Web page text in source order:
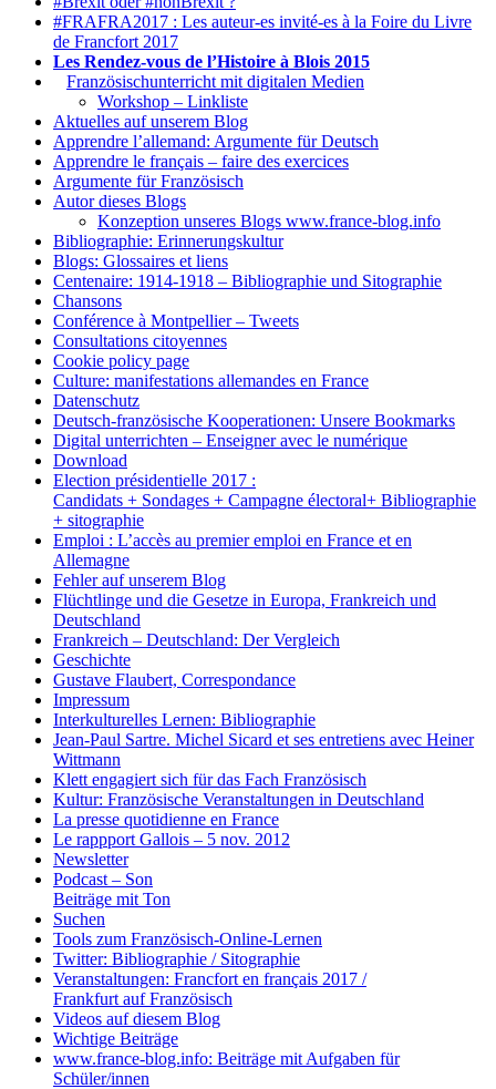
#FRAFRA2017 : Les auteur-es invité-es à la Foire du Livre
de Francfort 2017
Les Rendez-vous de l’Histoire à Blois 2015
Französischunterricht mit digitalen Medien
Workshop – Linkliste
Aktuelles auf unserem Blog
Apprendre l’allemand: Argumente für Deutsch
Apprendre le français – faire des exercices
Argumente für Französisch
Autor dieses Blogs
Konzeption unseres Blogs www.france-blog.info
Bibliographie: Erinnerungskultur
Blogs: Glossaires et liens
Centenaire: 1914-1918 – Bibliographie und Sitographie
Chansons
Conférence à Montpellier – Tweets
Consultations citoyennes
Cookie policy page
Culture: manifestations allemandes en France
Datenschutz
Deutsch-französische Kooperationen: Unsere Bookmarks
Digital unterrichten – Enseigner avec le numérique
Download
Election présidentielle 2017 :
Candidats + Sondages + Campagne électoral+ Bibliographie
+ sitographie
Emploi : L’accès au premier emploi en France et en
Allemagne
Fehler auf unserem Blog
Flüchtlinge und die Gesetze in Europa, Frankreich und
Deutschland
Frankreich – Deutschland: Der Vergleich
Geschichte
Gustave Flaubert, Correspondance
Impressum
Interkulturelles Lernen: Bibliographie
Jean-Paul Sartre. Michel Sicard et ses entretiens avec Heiner
Wittmann
Klett engagiert sich für das Fach Französisch
Kultur: Französische Veranstaltungen in Deutschland
La presse quotidienne en France
Le rappport Gallois – 5 nov. 2012
Newsletter
Podcast – Son
Beiträge mit Ton
Suchen
Tools zum Französisch-Online-Lernen
Twitter: Bibliographie / Sitographie
Veranstaltungen: Francfort en français 2017 /
Frankfurt auf Französisch
Videos auf diesem Blog
Wichtige Beiträge
www.france-blog.info: Beiträge mit Aufgaben für
Schüler/innen